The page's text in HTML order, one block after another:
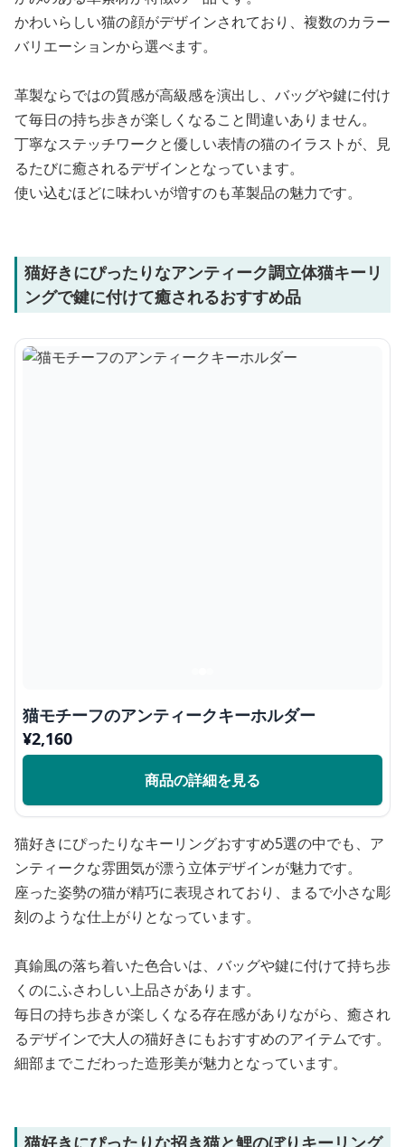
かわいらしい猫の顔がデザインされており、複数のカラー
バリエーションから選べます。
革製ならではの質感が高級感を演出し、バッグや鍵に付け
て毎日の持ち歩きが楽しくなること間違いありません。
丁寧なステッチワークと優しい表情の猫のイラストが、見
るたびに癒されるデザインとなっています。
使い込むほどに味わいが増すのも革製品の魅力です。
猫好きにぴったりなアンティーク調立体猫キーリ
ングで鍵に付けて癒されるおすすめ品
猫モチーフのアンティークキーホルダー
¥2,160
商品の詳細を見る
猫好きにぴったりなキーリングおすすめ5選の中でも、ア
ンティークな雰囲気が漂う立体デザインが魅力です。
座った姿勢の猫が精巧に表現されており、まるで小さな彫
刻のような仕上がりとなっています。
真鍮風の落ち着いた色合いは、バッグや鍵に付けて持ち歩
くのにふさわしい上品さがあります。
毎日の持ち歩きが楽しくなる存在感がありながら、癒され
るデザインで大人の猫好きにもおすすめのアイテムです。
細部までこだわった造形美が魅力となっています。
猫好きにぴったりな招き猫と鯉のぼりキーリング